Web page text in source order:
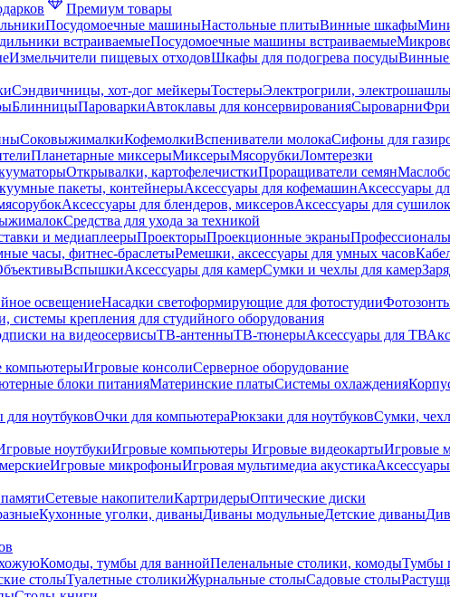
Премиум товары
Посудомоечные машиныНастольные плитыВинные шкафы
встраиваемыеПосудомоечные машины встраиваемые
Измельчители пищевых отходовШкафы для подогрева посудыВинные
Сэндвичницы, хот-дог мейкерыТостерыЭлектрогрили,
БлинницыПароваркиАвтоклавы для консервированияСыроварни
СоковыжималкиКофемолкиВспениватели молокаСифоны для
Планетарные миксерыМиксерыМясорубкиЛомтерезки
Открывалки, картофелечисткиПроращиватели семян
пакеты, контейнерыАксессуары для кофемашинАксессуары
Аксессуары для блендеров, миксеровАксессуары для
Средства для ухода за техникой
и медиаплеерыПроекторыПроекционные экраны
часы, фитнес-браслетыРемешки, аксессуары для умных часов
ВспышкиАксессуары для камерСумки и чехлы для камер
освещениеНасадки светоформирующие для фотостудии
системы крепления для студийного оборудования
на видеосервисыТВ-антенныТВ-тюнерыАксессуары для ТВ
компьютерыИгровые консолиСерверное оборудование
блоки питанияМатеринские платыСистемы охлаждения
для ноутбуковОчки для компьютераРюкзаки для ноутбуковСумки,
ноутбукиИгровые компьютеры Игровые видеокартыИгровые
Игровые микрофоныИгровая мультимедиа акустика
Сетевые накопителиКартридерыОптические диски
Кухонные уголки, диваныДиваны модульныеДетские диваны
Комоды, тумбы для ваннойПеленальные столики, комодыТумбы
столыТуалетные столикиЖурнальные столыСадовые столы